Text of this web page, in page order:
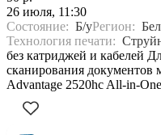
26 июля, 11:30
Состояние: Б/уРегион:
Технология печати:
без катриджей и кабелей
сканирования
Advantage 2520hc All-in-